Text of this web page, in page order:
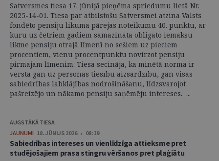
Satversmes tiesa 17. jūnijā pieņēma spriedumu lietā Nr.
2025-14-01. Tiesa par atbilstošu Satversmei atzina Valsts
fondēto pensiju likuma pārejas noteikumu 40. punktu, ar
kuru uz četriem gadiem samazināta obligāto iemaksu
likme pensiju otrajā līmenī no sešiem uz pieciem
procentiem, vienu procentpunktu novirzot pensiju
pirmajam līmenim. Tiesa secināja, ka minētā norma ir
vērsta gan uz personas tiesību aizsardzību, gan visas
sabiedrības labklājības nodrošināšanu, līdzsvarojot
pašreizējo un nākamo pensiju saņēmēju intereses. ...
AUGSTĀKĀ TIESA
JAUNUMI 18. JŪNIJS 2026 • 08:19
Sabiedrības intereses un vienlīdzīga attieksme pret
studējošajiem prasa stingru vēršanos pret plaģiātu